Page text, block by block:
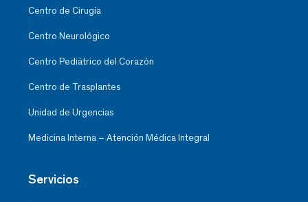
Centro de Cirugía
Centro Neurológico
Centro Pediátrico del Corazón
Centro de Trasplantes
Unidad de Urgencias
Medicina Interna – Atención Médica Integral
Servicios